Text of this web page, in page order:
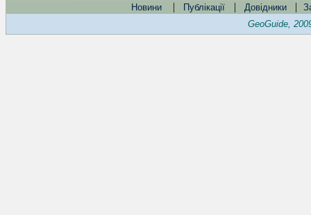
Новини | Публікації | Довідники |
GeoGuide,